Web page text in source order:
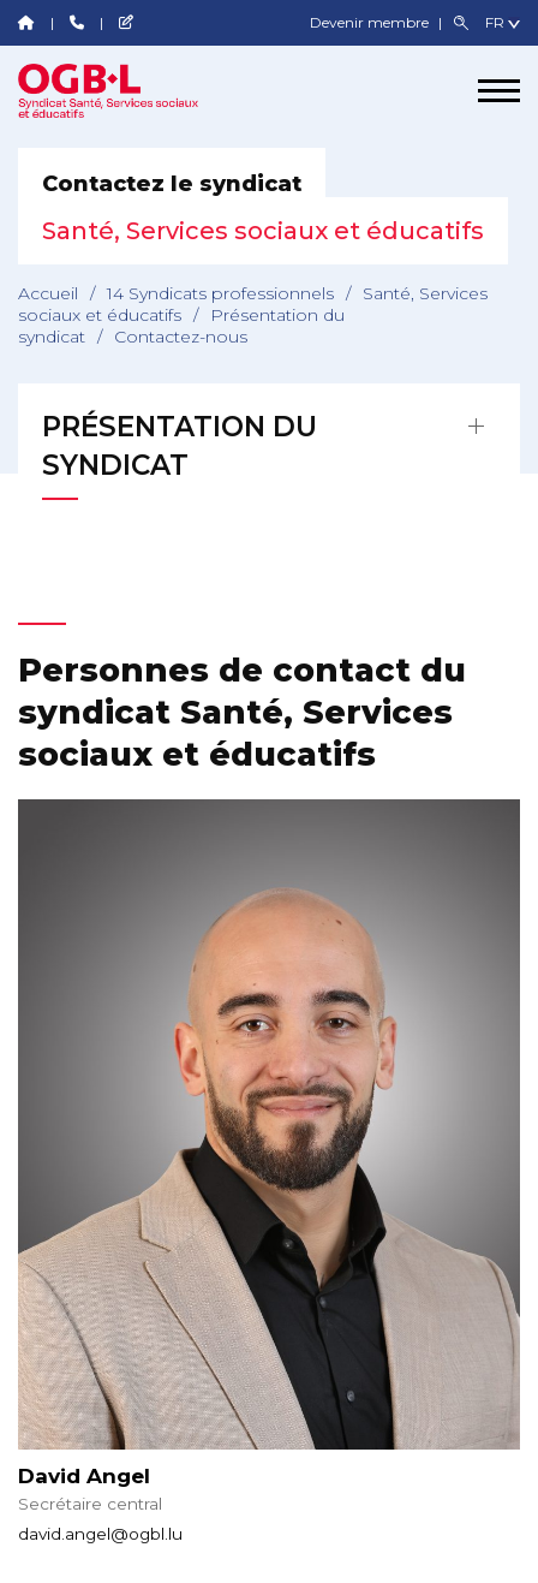
Devenir membre
Contactez le syndicat
Santé, Services sociaux et éducatifs
Accueil / 14 Syndicats professionnels /
Santé, Services
sociaux et éducatifs /
Présentation du
syndicat / Contactez-nous
PRÉSENTATION DU
SYNDICAT
Personnes de contact du
syndicat Santé, Services
sociaux et éducatifs
David Angel
Secrétaire central
david.angel@ogbl.lu